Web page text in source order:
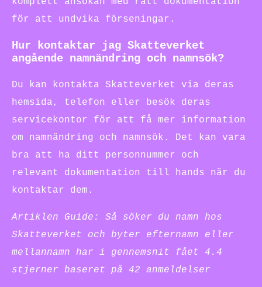
för att undvika förseningar.
Hur kontaktar jag Skatteverket
angående namnändring och namnsök?
Du kan kontakta Skatteverket via deras
hemsida, telefon eller besök deras
servicekontor för att få mer information
om namnändring och namnsök. Det kan vara
bra att ha ditt personnummer och
relevant dokumentation till hands när du
kontaktar dem.
Artiklen Guide: Så söker du namn hos
Skatteverket och byter efternamn eller
mellannamn har i gennemsnit fået 4.4
stjerner baseret på 42 anmeldelser